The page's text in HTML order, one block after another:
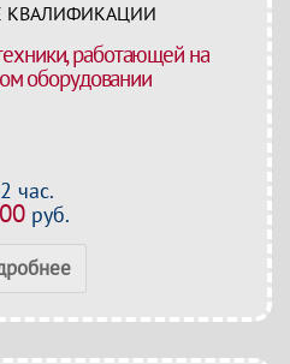
работающей на
оборудовании
час.
руб.